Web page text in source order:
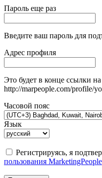
Пароль еще раз
Введите ваш пароль для
Адрес профиля
Это будет в конце ссылки
http://marpeople.com/profile/
Часовой пояс
Язык
Регистрируясь, я
пользования MarketingPeople